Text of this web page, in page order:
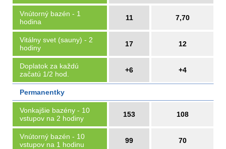
Vnútorný bazén - 1
hodina
11 7,70
Vitálny svet (sauny) - 2
hodiny
17 12
Doplatok za každú
začatú 1/2 hod.
+6 +4
Permanentky
Vonkajšie bazény - 10
vstupov na 2 hodiny
153 108
Vnútorný bazén - 10
vstupov na 1 hodinu
99 70